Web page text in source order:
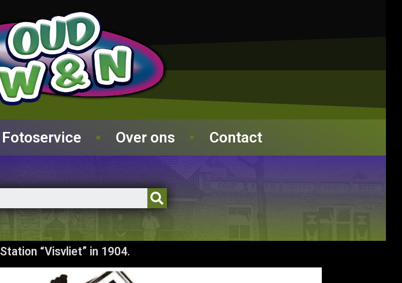
Fotoservice Over ons Contact
Station “Visvliet” in 1904.